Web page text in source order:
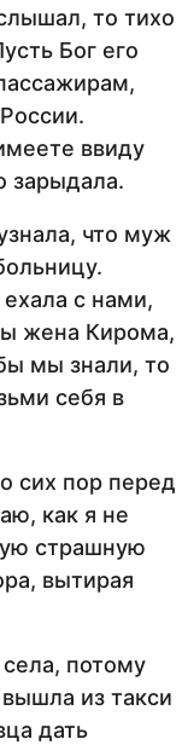
то тихо
Бог его
ввиду
зарыдала.
что муж
с нами,
жена Кирома,
мы знали, то
себя в
сих пор перед
как я не
страшную
вытирая
потому
из такси
дать